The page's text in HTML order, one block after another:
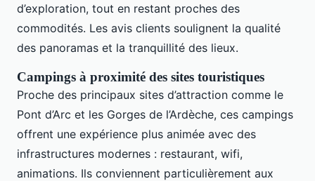
d’exploration, tout en restant proches des
commodités. Les avis clients soulignent la qualité
des panoramas et la tranquillité des lieux.
Campings à proximité des sites touristiques
Proche des principaux sites d’attraction comme le
Pont d’Arc et les Gorges de l’Ardèche, ces campings
offrent une expérience plus animée avec des
infrastructures modernes : restaurant, wifi,
animations. Ils conviennent particulièrement aux